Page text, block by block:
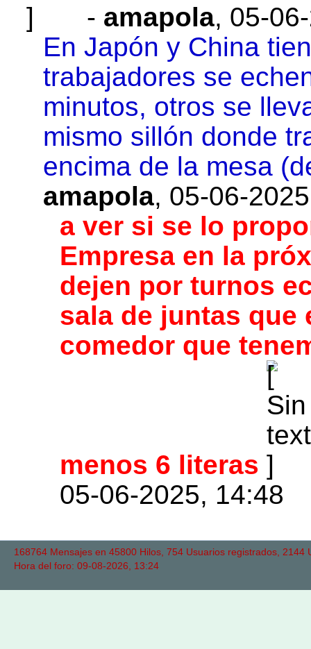
- amapola, 05-
En Japón y China
trabajadores se
minutos, otros se
mismo sillón donde
encima de la mesa
amapola, 05-06-
a ver si se lo
Empresa en la
dejen por turnos
sala de juntas que
comedor que
menos 6 literas
05-06-2025, 14:48
168764 Mensajes en 45800 Hilos, 754 Usuarios registrados,
Hora del foro: 09-08-2026, 13:24